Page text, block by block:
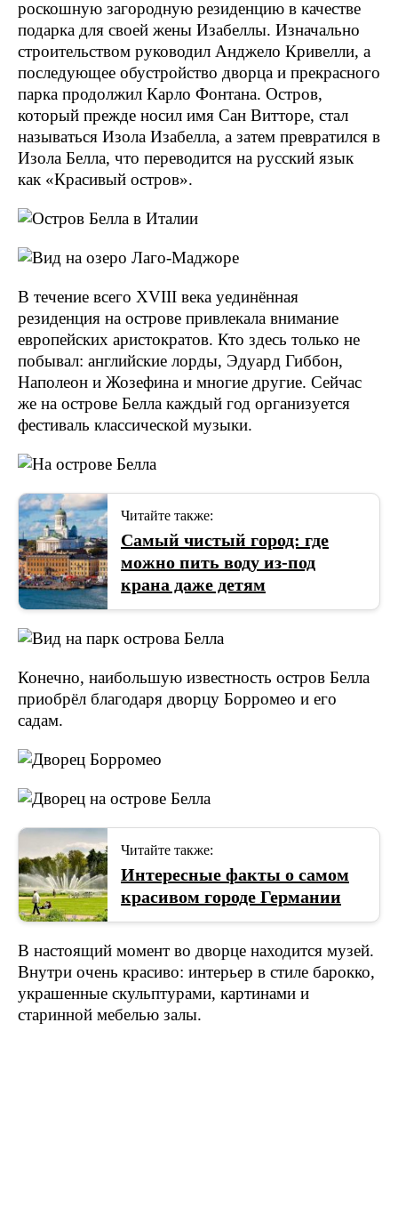
роскошную загородную резиденцию в качестве
подарка для своей жены Изабеллы. Изначально
строительством руководил Анджело Кривелли, а
последующее обустройство дворца и прекрасного
парка продолжил Карло Фонтана. Остров,
который прежде носил имя Сан Витторе, стал
называться Изола Изабелла, а затем превратился в
Изола Белла, что переводится на русский язык
как «Красивый остров».
В течение всего XVIII века уединённая
резиденция на острове привлекала внимание
европейских аристократов. Кто здесь только не
побывал: английские лорды, Эдуард Гиббон,
Наполеон и Жозефина и многие другие. Сейчас
же на острове Белла каждый год организуется
фестиваль классической музыки.
Читайте также:
Самый чистый город: где
можно пить воду из-под
крана даже детям
Конечно, наибольшую известность остров Белла
приобрёл благодаря дворцу Борромео и его
садам.
Читайте также:
Интересные факты о самом
красивом городе Германии
В настоящий момент во дворце находится музей.
Внутри очень красиво: интерьер в стиле барокко,
украшенные скульптурами, картинами и
старинной мебелью залы.